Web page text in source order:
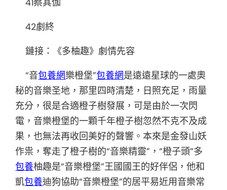
41蔡其伽
42劇終
鏈接：《多柚趣》劇情先容
“音包養網樂橙堡”包養網是遠遠星球的一處奧
秘的音樂圣地，那里四時清楚，日照充足，雨量
充分，很是合適橙子樹發展，可是由於一次閃
電，音樂橙堡的一顆千年橙子樹忽然不克不及成
果，也無法再收回美好的聲響。本來是金發山妖
作祟，奪走了橙子樹的“音樂精靈”，“橙子頭”多
包養柚趣是“音樂橙堡”王國國王的好伴侶，他和
凱包養迪狗協助“音樂橙堡”的居平易近用音樂常